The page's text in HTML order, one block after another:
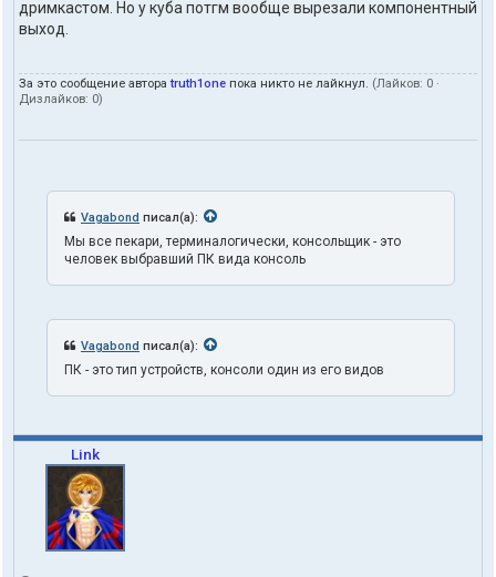
л
о
в
е
r
t
h
1
n
дримкастом. Но у куба потгм вообще вырезали компонентный
выход.
За это сообщение автораtruth1one пока никто не лайкнул. (Лайков: 0 ·
Дизлайков: 0)
Vagabond писал(а):
Мы все пекари, терминалогически, консольщик - это
человек выбравший ПК вида консоль
Vagabond писал(а):
ПК - это тип устройств, консоли один из его видов
Link